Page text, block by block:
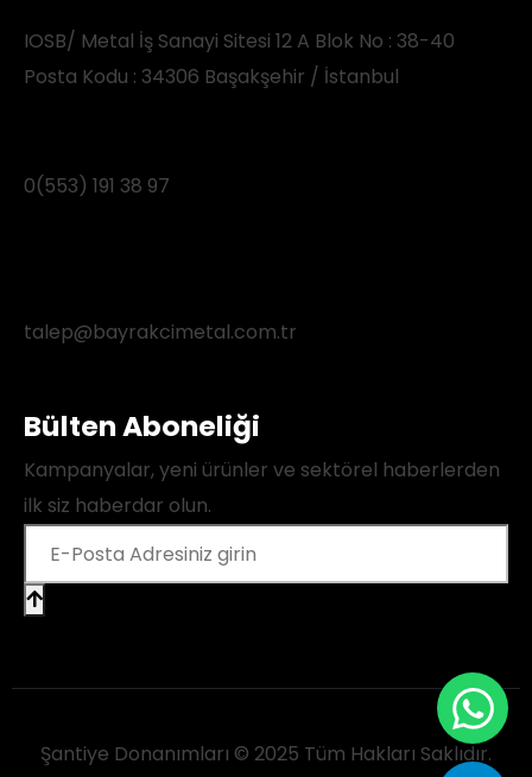
IOSB/ Metal İş Sanayi Sitesi 12 A Blok No : 38-40
Posta Kodu : 34306 Başakşehir / İstanbul
0(553) 191 38 97
talep@bayrakcimetal.com.tr
Bülten Aboneliği
Kampanyalar, yeni ürünler ve sektörel haberlerden
ilk siz haberdar olun.
Şantiye Donanımları © 2025 Tüm Hakları Saklıdır.